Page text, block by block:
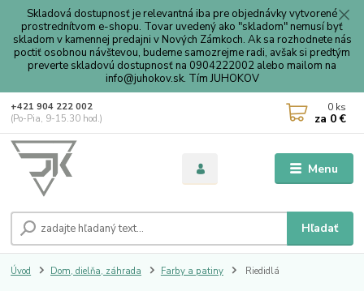
Skladová dostupnosť je relevantná iba pre objednávky vytvorené
prostrednítvom e-shopu. Tovar uvedený ako "skladom" nemusí byť
skladom v kamennej predajni v Nových Zámkoch. Ak sa rozhodnete nás
poctiť osobnou návštevou, budeme samozrejme radi, avšak si predtým
preverte skladovú dostupnosť na 0904222002 alebo mailom na
info@juhokov.sk. Tím JUHOKOV
Menu
Hľadať
+421 904 222 002
(Po-Pia, 9-15.30 hod.)
0 ks
za 0 €
Úvod Dom, dielňa, záhrada Farby a patiny Riedidlá